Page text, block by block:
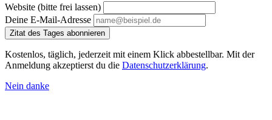
Website (bitte frei lassen)
Deine E-Mail-Adresse
Zitat des Tages abonnieren
Kostenlos, täglich, jederzeit mit einem Klick abbestellbar. Mit der
Anmeldung akzeptierst du die Datenschutzerklärung.
Nein danke